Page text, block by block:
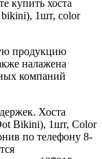
купить хоста
1шт, color
продукцию
налажена
компаний
Хоста
Bikini), 1шт, Color
по телефону 8-